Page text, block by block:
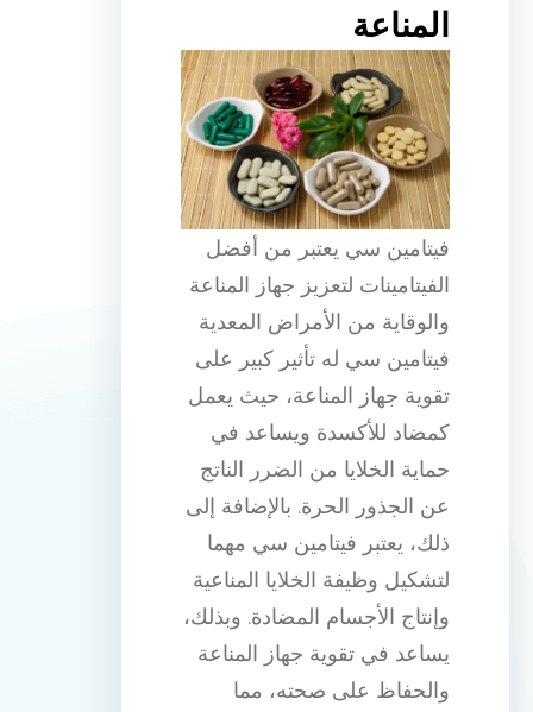
المناعة
فيتامين سي يعتبر من أفضل
الفيتامينات لتعزيز جهاز المناعة
والوقاية من الأمراض المعدية
فيتامين سي له تأثير كبير على
تقوية جهاز المناعة، حيث يعمل
كمضاد للأكسدة ويساعد في
حماية الخلايا من الضرر الناتج
عن الجذور الحرة. بالإضافة إلى
ذلك، يعتبر فيتامين سي مهما
لتشكيل وظيفة الخلايا المناعية
وإنتاج الأجسام المضادة. وبذلك،
يساعد في تقوية جهاز المناعة
والحفاظ على صحته، مما